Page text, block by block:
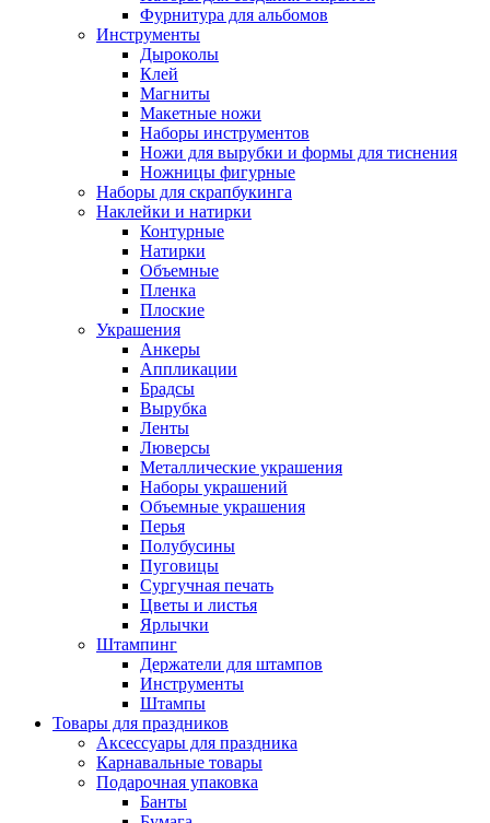
Фурнитура для альбомов
Инструменты
Дыроколы
Клей
Магниты
Макетные ножи
Наборы инструментов
Ножи для вырубки и формы для тиснения
Ножницы фигурные
Наборы для скрапбукинга
Наклейки и натирки
Контурные
Натирки
Объемные
Пленка
Плоские
Украшения
Анкеры
Аппликации
Брадсы
Вырубка
Ленты
Люверсы
Металлические украшения
Наборы украшений
Объемные украшения
Перья
Полубусины
Пуговицы
Сургучная печать
Цветы и листья
Ярлычки
Штампинг
Держатели для штампов
Инструменты
Штампы
Товары для праздников
Аксессуары для праздника
Карнавальные товары
Подарочная упаковка
Банты